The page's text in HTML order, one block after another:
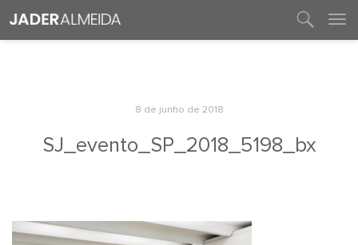
8 de junho de 2018
SJ_evento_SP_2018_5198_bx